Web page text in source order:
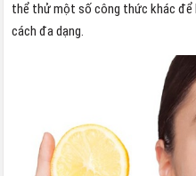
thể thử một số công thức khác để
cách đa dạng.